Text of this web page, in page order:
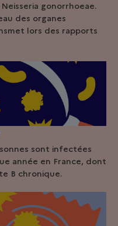
gonorrhoeae.
des organes
lors des rapports
sont infectées
année en France, dont
B chronique.